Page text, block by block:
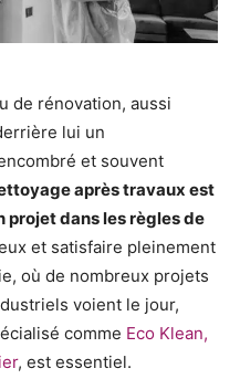
de rénovation, aussi
lui un
et souvent
après travaux est
projet dans les règles de
et satisfaire pleinement
où de nombreux projets
voient le jour,
comme Eco Klean,
, est essentiel.